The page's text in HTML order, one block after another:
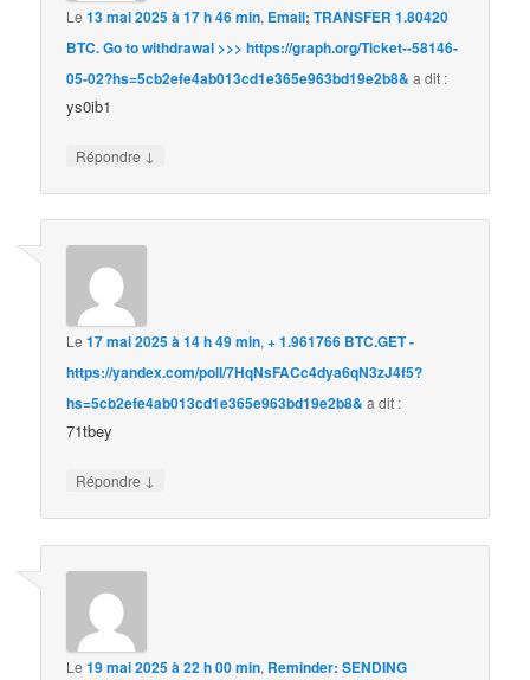
Le13 mai 2025 à 17 h 46 min, Email; TRANSFER 1.80420
BTC. Go to withdrawal >>> https://graph.org/Ticket--58146-
05-02?hs=5cb2efe4ab013cd1e365e963bd19e2b8& a dit :
ys0ib1
Répondre ↓
Le17 mai 2025 à 14 h 49 min,+ 1.961766 BTC.GET -
https://yandex.com/poll/7HqNsFACc4dya6qN3zJ4f5?
hs=5cb2efe4ab013cd1e365e963bd19e2b8& a dit :
71tbey
Répondre ↓
Le19 mai 2025 à 22 h 00 min, Reminder: SENDING